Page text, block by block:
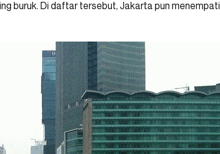
buruk. Di daftar tersebut, Jakarta pun menempati